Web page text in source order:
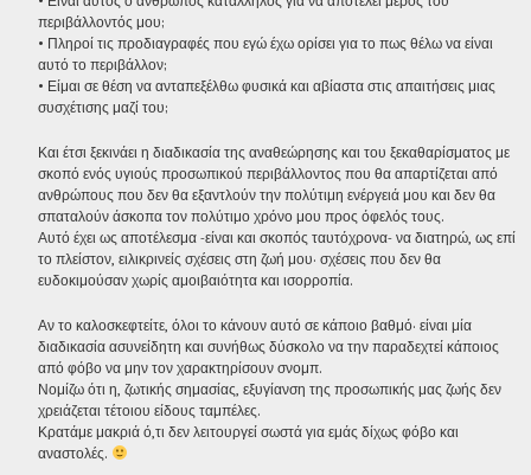
περιβάλλοντός μου;
• Πληροί τις προδιαγραφές που εγώ έχω ορίσει για το πως θέλω να είναι
αυτό το περιβάλλον;
• Είμαι σε θέση να ανταπεξέλθω φυσικά και αβίαστα στις απαιτήσεις μιας
συσχέτισης μαζί του;
Και έτσι ξεκινάει η διαδικασία της αναθεώρησης και του ξεκαθαρίσματος με
σκοπό ενός υγιούς προσωπικού περιβάλλοντος που θα απαρτίζεται από
ανθρώπους που δεν θα εξαντλούν την πολύτιμη ενέργειά μου και δεν θα
σπαταλούν άσκοπα τον πολύτιμο χρόνο μου προς όφελός τους.
Αυτό έχει ως αποτέλεσμα -είναι και σκοπός ταυτόχρονα- να διατηρώ, ως επί
το πλείστον, ειλικρινείς σχέσεις στη ζωή μου· σχέσεις που δεν θα
ευδοκιμούσαν χωρίς αμοιβαιότητα και ισορροπία.
Αν το καλοσκεφτείτε, όλοι το κάνουν αυτό σε κάποιο βαθμό· είναι μία
διαδικασία ασυνείδητη και συνήθως δύσκολο να την παραδεχτεί κάποιος
από φόβο να μην τον χαρακτηρίσουν σνομπ.
Νομίζω ότι η, ζωτικής σημασίας, εξυγίανση της προσωπικής μας ζωής δεν
χρειάζεται τέτοιου είδους ταμπέλες.
Κρατάμε μακριά ό,τι δεν λειτουργεί σωστά για εμάς δίχως φόβο και
αναστολές.